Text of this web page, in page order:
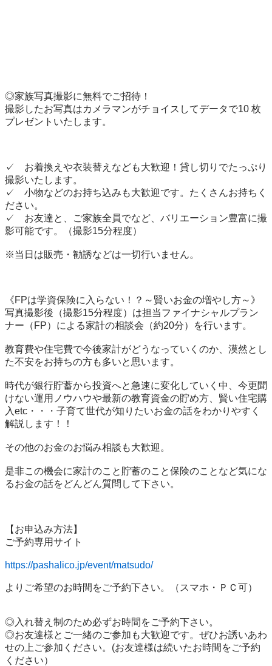
◎家族写真撮影に無料でご招待！
撮影したお写真はカメラマンがチョイスしてデータで10 枚
プレゼントいたします。
✓　お着換えや衣装替えなども大歓迎！貸し切りでたっぷり
撮影いたします。
✓　小物などのお持ち込みも大歓迎です。たくさんお持ちく
ださい。
✓　お友達と、ご家族全員でなど、バリエーション豊富に撮
影可能です。（撮影15分程度）
※当日は販売・勧誘などは一切行いません。
《FPは学資保険に入らない！？～賢いお金の増やし方～》
写真撮影後（撮影15分程度）は担当ファイナシャルプラン
ナー（FP）による家計の相談会（約20分）を行います。
教育費や住宅費で今後家計がどうなっていくのか、漠然とし
た不安をお持ちの方も多いと思います。
時代が銀行貯蓄から投資へと急速に変化していく中、今更聞
けない運用ノウハウや最新の教育資金の貯め方、賢い住宅購
入etc・・・子育て世代が知りたいお金の話をわかりやすく
解説します！！
その他のお金のお悩み相談も大歓迎。
是非この機会に家計のこと貯蓄のこと保険のことなど気にな
るお金の話をどんどん質問して下さい。
【お申込み方法】
ご予約専用サイト
https://pashalico.jp/event/matsudo/
よりご希望のお時間をご予約下さい。（スマホ・ＰＣ可）
◎入れ替え制のため必ずお時間をご予約下さい。
◎お友達様とご一緒のご参加も大歓迎です。ぜひお誘いあわ
せの上ご参加ください。(お友達様は続いたお時間をご予約
ください）